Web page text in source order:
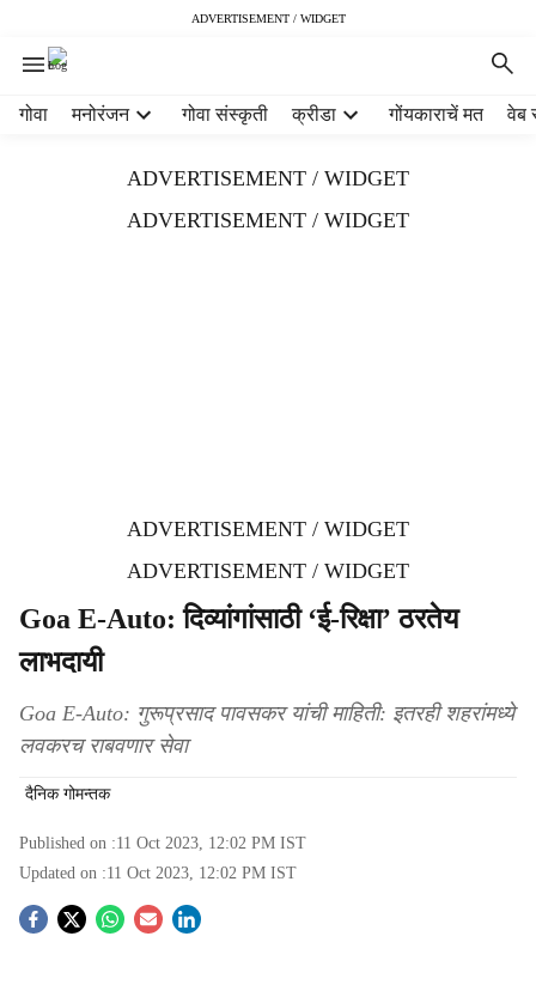
ADVERTISEMENT / WIDGET
गोवा मनोरंजन गोवा संस्कृती क्रीडा गोंयकाराचें मत वेब
ADVERTISEMENT / WIDGET
ADVERTISEMENT / WIDGET
ADVERTISEMENT / WIDGET
ADVERTISEMENT / WIDGET
Goa E-Auto: दिव्यांगांसाठी ‘ई-रिक्षा’ ठरतेय
लाभदायी
Goa E-Auto: गुरूप्रसाद पावसकर यांची माहिती: इतरही शहरांमध्ये
लवकरच राबवणार सेवा
दैनिक गोमन्तक
Published on :11 Oct 2023, 12:02 PM IST
Updated on :11 Oct 2023, 12:02 PM IST
S